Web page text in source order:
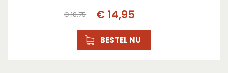
€18,75 € 14,95
BESTEL NU